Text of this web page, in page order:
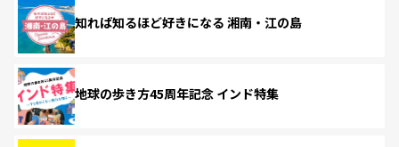
知れば知るほど好きになる 湘南・江の島
地球の歩き方45周年記念 インド特集